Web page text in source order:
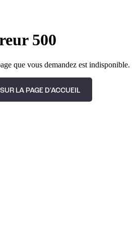
500
que vous demandez est indisponible.
LA PAGE D'ACCUEIL